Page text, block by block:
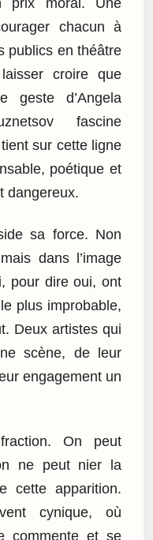
prix moral. Une
chacun à
publics en théâtre
croire que
geste d’Angela
fascine
sur cette ligne
poétique et
dangereux.
sa force. Non
dans l’image
pour dire oui, ont
plus improbable,
Deux artistes qui
scène, de leur
engagement un
On peut
ne peut nier la
cette apparition.
cynique, où
commente et se